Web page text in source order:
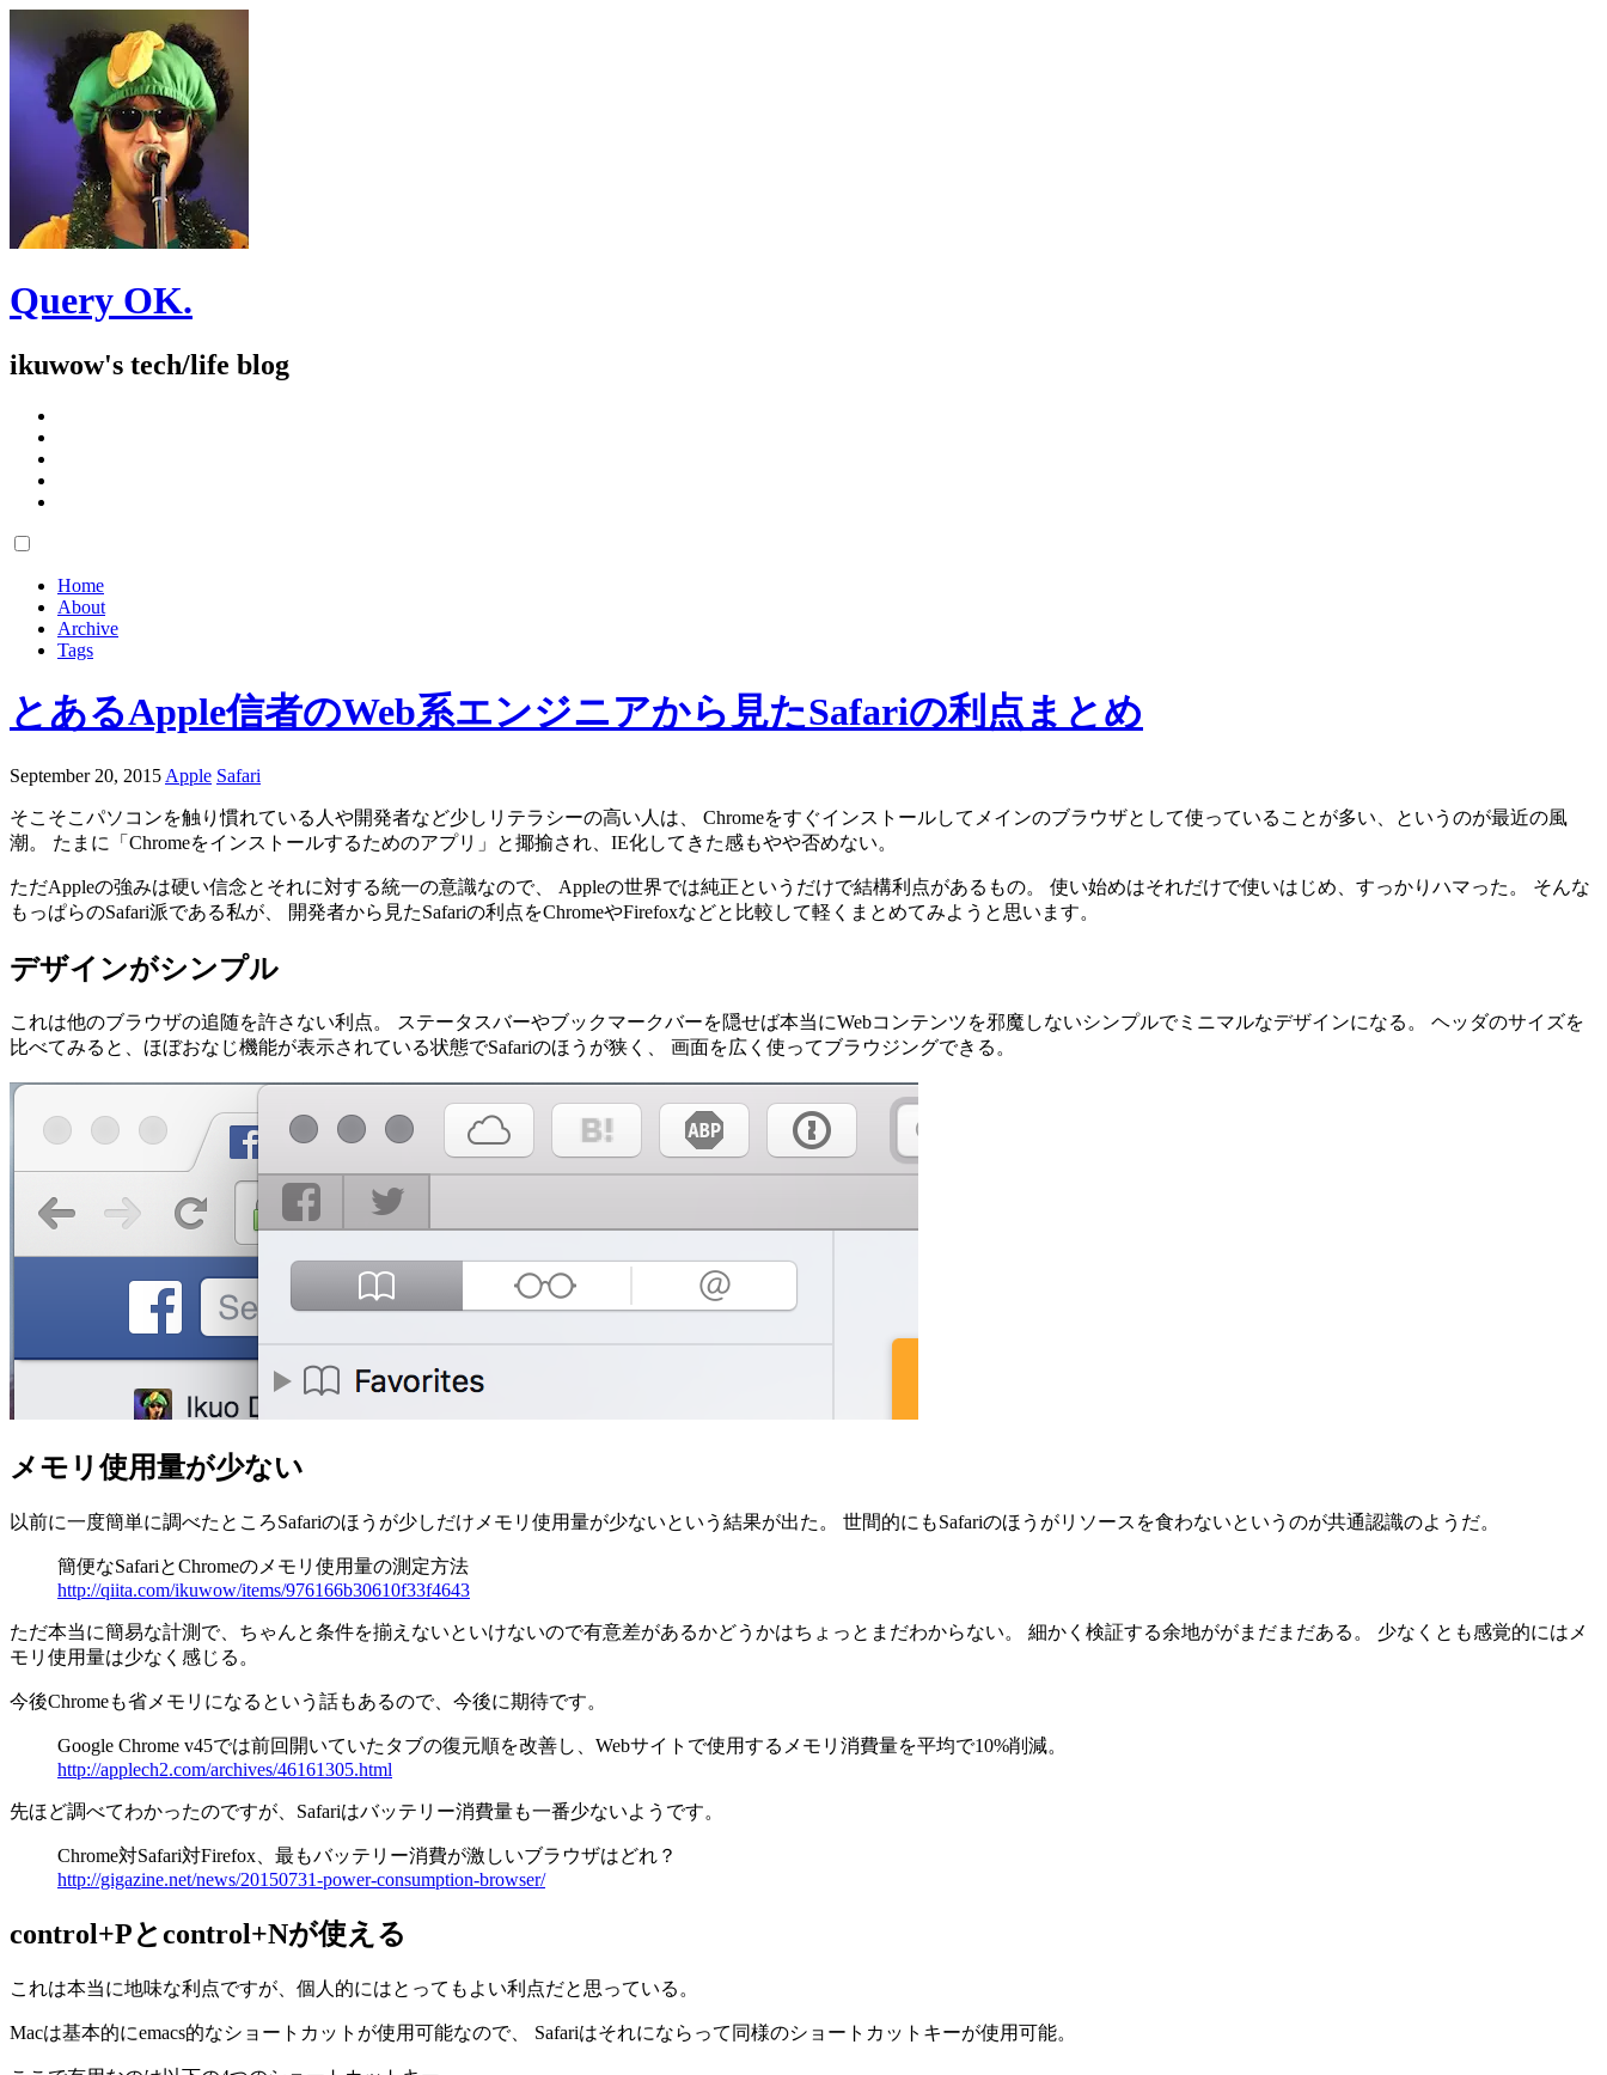
Query OK.
ikuwow's tech/life blog
Home
About
Archive
Tags
とあるApple信者のWeb系エンジニアから見たSafariの利点まとめ
September 20, 2015 Apple Safari
そこそこパソコンを触り慣れている人や開発者など少しリテラシーの高い人は、 Chromeをすぐインストールしてメインのブラウザとして使っていることが多い、というのが最近の風
潮。 たまに「Chromeをインストールするためのアプリ」と揶揄され、IE化してきた感もやや否めない。
ただAppleの強みは硬い信念とそれに対する統一の意識なので、 Appleの世界では純正というだけで結構利点があるもの。 使い始めはそれだけで使いはじめ、すっかりハマった。 そんな
もっぱらのSafari派である私が、 開発者から見たSafariの利点をChromeやFirefoxなどと比較して軽くまとめてみようと思います。
デザインがシンプル
これは他のブラウザの追随を許さない利点。 ステータスバーやブックマークバーを隠せば本当にWebコンテンツを邪魔しないシンプルでミニマルなデザインになる。 ヘッダのサイズを
比べてみると、ほぼおなじ機能が表示されている状態でSafariのほうが狭く、 画面を広く使ってブラウジングできる。
メモリ使用量が少ない
以前に一度簡単に調べたところSafariのほうが少しだけメモリ使用量が少ないという結果が出た。 世間的にもSafariのほうがリソースを食わないというのが共通認識のようだ。
簡便なSafariとChromeのメモリ使用量の測定方法
http://qiita.com/ikuwow/items/976166b30610f33f4643
ただ本当に簡易な計測で、ちゃんと条件を揃えないといけないので有意差があるかどうかはちょっとまだわからない。 細かく検証する余地ががまだまだある。 少なくとも感覚的にはメ
モリ使用量は少なく感じる。
今後Chromeも省メモリになるという話もあるので、今後に期待です。
Google Chrome v45では前回開いていたタブの復元順を改善し、Webサイトで使用するメモリ消費量を平均で10%削減。
http://applech2.com/archives/46161305.html
先ほど調べてわかったのですが、Safariはバッテリー消費量も一番少ないようです。
Chrome対Safari対Firefox、最もバッテリー消費が激しいブラウザはどれ？
http://gigazine.net/news/20150731-power-consumption-browser/
control+Pとcontrol+Nが使える
これは本当に地味な利点ですが、個人的にはとってもよい利点だと思っている。
Macは基本的にemacs的なショートカットが使用可能なので、 Safariはそれにならって同様のショートカットキーが使用可能。